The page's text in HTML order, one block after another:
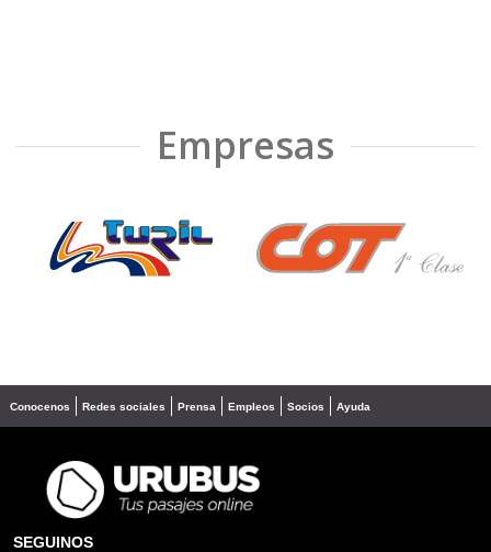
Empresas
❮ ❯
Conocenos Redes sociales Prensa Empleos Socios Ayuda
SEGUINOS